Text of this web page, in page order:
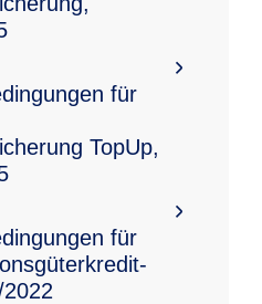
Bonitätsprüfungen
Kunden. Zugleich
Unternehmen
Kreditlinien Ihrer
von
Kunden, bei denen
eines
eine Deckungslücke
für
TopUp,
für